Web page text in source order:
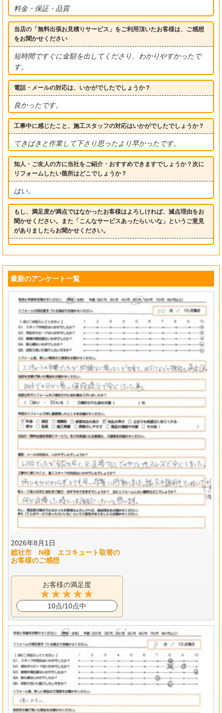
料金・保証・品質
当店の「無料出張お見積りサービス」をご利用頂いたお客様は、ご感想
をお聞かせください
短時間ですぐに金額を出してくださり、わかりやすかったで
す。
電話・メールの対応は、いかがでしたでしょうか？
良かったです。
工事中に感じたこと、施工スタッフの対応はいかがでしたでしょうか？
てきぱきと作業して下さり思ったより早かったです。
知人・ご友人の方に当社をご紹介・おすすめできますでしょうか？次に
リフォームしたい箇所はどこでしょうか？
はい。
もし、満足度が満点ではなかったお客様はよろしければ、減点理由をお
聞かせください。また「こんなサービスあったらいいな」というご意見
がありましたらお聞かせください。
最新のアンケート一覧
2026年8月1日
総社市 N様 エコキュート取替の
お客様のご感想
お客様の満足度
10点/10点中